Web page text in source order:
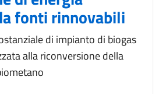
fonti rinnovabili
di impianto di biogas
alla riconversione della